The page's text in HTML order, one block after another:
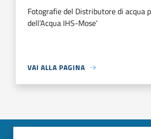
Fotografie del Distributore di acqua
dell’Acqua IHS-Mose’
VAI ALLA PAGINA